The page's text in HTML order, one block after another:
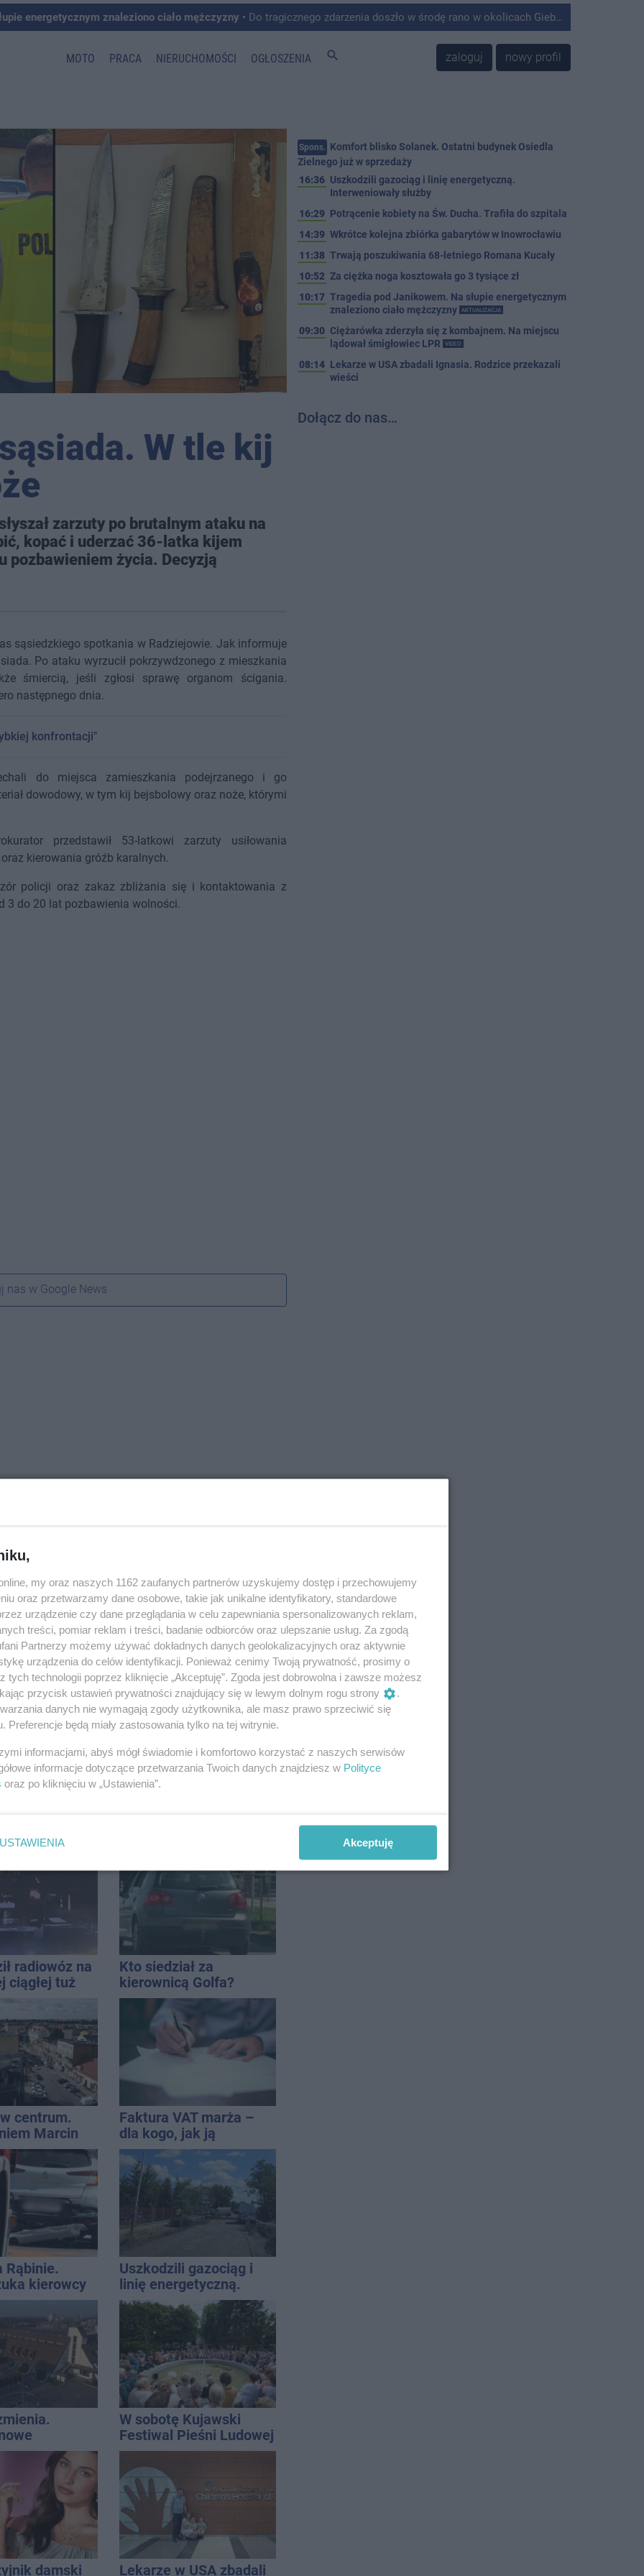
energetycznym znaleziono ciało mężczyzny • Do tragicznego zdarzenia doszło w środę rano w okolicach Giebni koło Janikowa. Wówczas na słupie energetycznym odnaleziono ciało mężczyzny.
MOTO PRACA NIERUCHOMOŚCI OGŁOSZENIA search zaloguj nowy profil
W tle kij
zarzuty po brutalnym ataku na
kopać i uderzać 36-latka kijem
pozbawieniem życia. Decyzją
sąsiedzkiego spotkania w Radziejowie. Jak informuje
Po ataku wyrzucił pokrzywdzonego z mieszkania
śmiercią, jeśli zgłosi sprawę organom ścigania.
następnego dnia.
konfrontacji"
do miejsca zamieszkania podejrzanego i go
dowodowy, w tym kij bejsbolowy oraz noże, którymi
przedstawił 53-latkowi zarzuty usiłowania
kierowania gróźb karalnych.
policji oraz zakaz zbliżania się i kontaktowania z
3 do 20 lat pozbawienia wolności.
nas w Google News
ruchu
ręce policji.
miał 2,6
Inowrocław w "gorącej"
czołówce. Według
analizy Onetu nasze
miasto jest jednym z
najbardziej narażonych
na upały
Romana
radiowóz na
ciągłej tuż
Kto siedział za
kierownicą Golfa?
Kierowca zbiegł po
kolizji
centrum.
Marcin
w błędzie
Faktura VAT marża –
dla kogo, jak ją
wystawić i jak rozliczyć
Rąbinie.
kierowcy
Uszkodzili gazociąg i
linię energetyczną.
Interweniowały służby
a przed
ARENA
W sobotę Kujawski
Festiwal Pieśni Ludowej
damski Lekarze w USA zbadali
Spons. Komfort blisko Solanek. Ostatni budynek Osiedla
Zielnego już w sprzedaży
16:36 Uszkodzili gazociąg i linię energetyczną.
Interweniowały służby
16:29 Potrącenie kobiety na Św. Ducha. Trafiła do szpitala
14:39 Wkrótce kolejna zbiórka gabarytów w Inowrocławiu
11:38 Trwają poszukiwania 68-letniego Romana Kucały
10:52 Za ciężka noga kosztowała go 3 tysiące zł
10:17 Tragedia pod Janikowem. Na słupie energetycznym
znaleziono ciało mężczyzny
AKTUALIZACJA
09:30 Ciężarówka zderzyła się z kombajnem. Na miejscu
lądował śmigłowiec LPR
VIDEO
08:14 Lekarze w USA zbadali Ignasia. Rodzice przekazali
wieści
Dołącz do nas…
my oraz naszych 1162 zaufanych partnerów uzyskujemy dostęp i przechowujemy
oraz przetwarzamy dane osobowe, takie jak unikalne identyfikatory, standardowe
urządzenie czy dane przeglądania w celu zapewniania spersonalizowanych reklam,
treści, pomiar reklam i treści, badanie odbiorców oraz ulepszanie usług. Za zgodą
Partnerzy możemy używać dokładnych danych geolokalizacyjnych oraz aktywnie
urządzenia do celów identyfikacji. Ponieważ cenimy Twoją prywatność, prosimy o
tych technologii poprzez kliknięcie „Akceptuję”. Zgoda jest dobrowolna i zawsze możesz
przycisk ustawień prywatności znajdujący się w lewym dolnym rogu strony
.
danych nie wymagają zgody użytkownika, ale masz prawo sprzeciwić się
Preferencje będą miały zastosowania tylko na tej witrynie.
informacjami, abyś mógł świadomie i komfortowo korzystać z naszych serwisów
informacje dotyczące przetwarzania Twoich danych znajdziesz w Polityce
oraz po kliknięciu w „Ustawienia”.
USTAWIENIA Akceptuję